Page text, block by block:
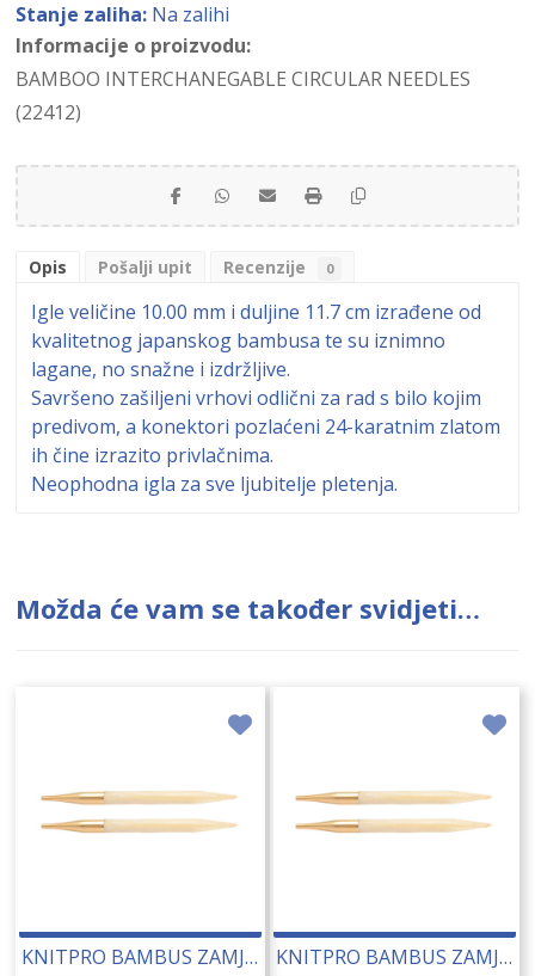
Stanje zaliha: Na zalihi
Informacije o proizvodu:
BAMBOO INTERCHANEGABLE CIRCULAR NEEDLES
(22412)
Opis Pošalji upit Recenzije 0
Igle veličine 10.00 mm i duljine 11.7 cm izrađene od
kvalitetnog japanskog bambusa te su iznimno
lagane, no snažne i izdržljive.
Savršeno zašiljeni vrhovi odlični za rad s bilo kojim
predivom, a konektori pozlaćeni 24-karatnim zlatom
ih čine izrazito privlačnima.
Neophodna igla za sve ljubitelje pletenja.
Možda će vam se također svidjeti…
KNITPRO BAMBUS ZAMJENJIVE IGLE 7.00 MM (22409) 14231 KNITPRO BAMBUS ZAMJENJIVE IGLE 8.00 MM (22410) 14232